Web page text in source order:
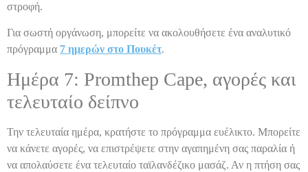
στροφή.
Για σωστή οργάνωση, μπορείτε να ακολουθήσετε ένα αναλυτικό
πρόγραμμα 7 ημερών στο Πουκέτ.
Ημέρα 7: Promthep Cape, αγορές και
τελευταίο δείπνο
Την τελευταία ημέρα, κρατήστε το πρόγραμμα ευέλικτο. Μπορείτε
να κάνετε αγορές, να επιστρέψετε στην αγαπημένη σας παραλία ή
να απολαύσετε ένα τελευταίο ταϊλανδέζικο μασάζ. Αν η πτήση σας